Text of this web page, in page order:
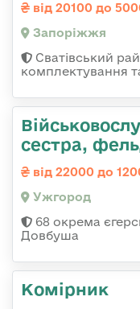
від 20100 до
Запоріжжя
Сватівський
комплектування
сестра,
від 22000 до
Ужгород
68 окрема
Довбуша
Комірник